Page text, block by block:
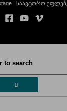
| საავტორო
to search